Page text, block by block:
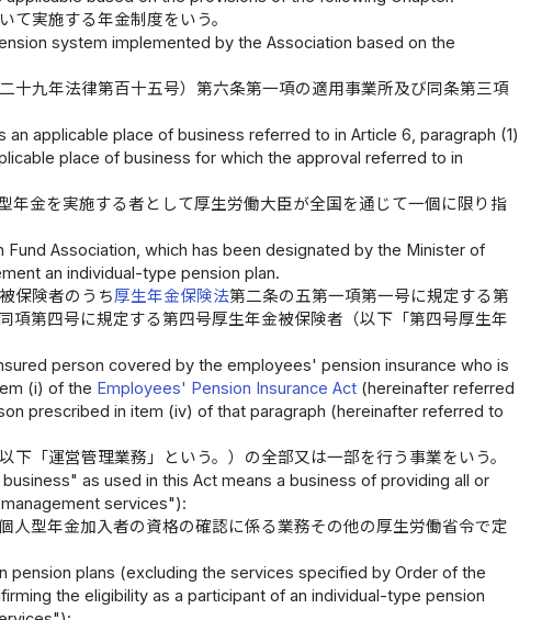
実施する年金制度をいう。
system implemented by the Association based on the
十九年法律第百十五号）第六条第一項の適用事業所及び同条第三項
applicable place of business referred to in Article 6, paragraph (1)
place of business for which the approval referred to in
金を実施する者として厚生労働大臣が全国を通じて一個に限り指
Association, which has been designated by the Minister of
an individual-type pension plan.
保険者のうち厚生年金保険法第二条の五第一項第一号に規定する第
第四号に規定する第四号厚生年金被保険者（以下「第四号厚生年
person covered by the employees' pension insurance who is
(i) of the Employees' Pension Insurance Act(hereinafter referred
prescribed in item (iv) of that paragraph (hereinafter referred to
「運営管理業務」という。）の全部又は一部を行う事業をいう。
as used in this Act means a business of providing all or
services"):
型年金加入者の資格の確認に係る業務その他の厚生労働省令で定
plans (excluding the services specified by Order of the
the eligibility as a participant of an individual-type pension